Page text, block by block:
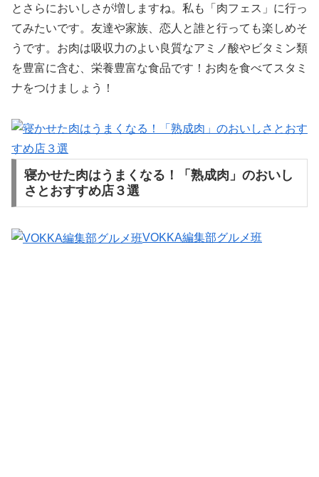
とさらにおいしさが増しますね。私も「肉フェス」に行っ
てみたいです。友達や家族、恋人と誰と行っても楽しめそ
うです。お肉は吸収力のよい良質なアミノ酸やビタミン類
を豊富に含む、栄養豊富な食品です！お肉を食べてスタミ
ナをつけましょう！
寝かせた肉はうまくなる！「熟成肉」のおいし
さとおすすめ店３選
VOKKA編集部グルメ班